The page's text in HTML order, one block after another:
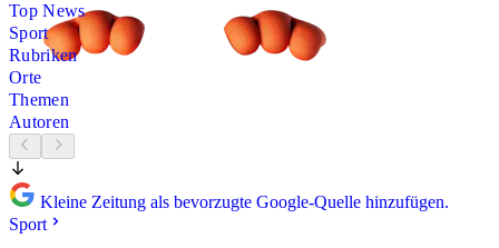
Top News
Sport
Rubriken
Orte
Themen
Autoren
Kleine Zeitung als bevorzugte Google-Quelle hinzufügen.
Sport